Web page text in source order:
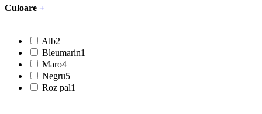
Culoare +
Alb2
Bleumarin1
Maro4
Negru5
Roz pal1